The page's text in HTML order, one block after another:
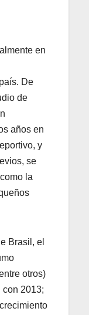
en
De
de
años en
y
se
la
Brasil, el
otros)
con 2013;